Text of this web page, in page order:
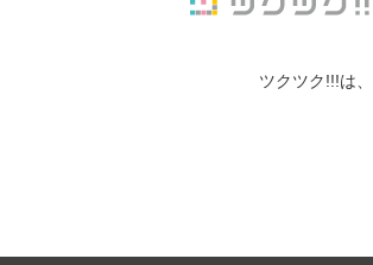
ツクツク!!!は、